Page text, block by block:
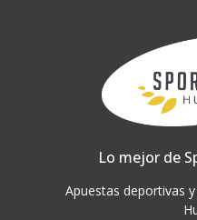
Lo mejor de
Apuestas deportivas